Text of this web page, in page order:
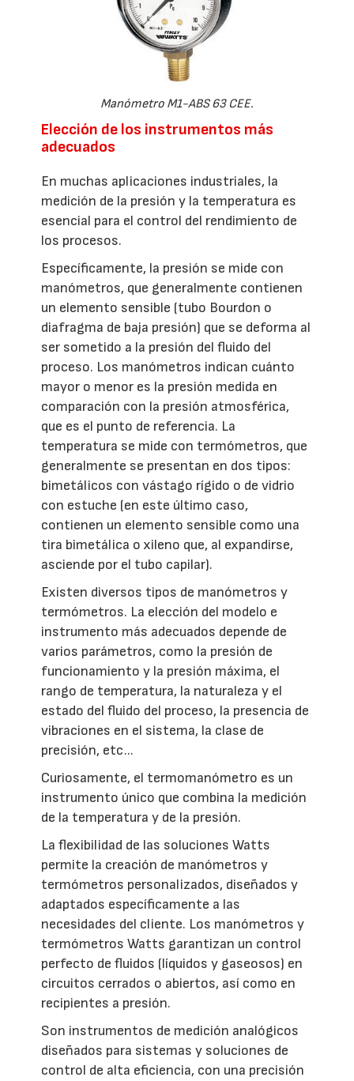
Manómetro M1-ABS 63 CEE.
Elección de los instrumentos más
adecuados
En muchas aplicaciones industriales, la
medición de la presión y la temperatura es
esencial para el control del rendimiento de
los procesos.
Específicamente, la presión se mide con
manómetros, que generalmente contienen
un elemento sensible (tubo Bourdon o
diafragma de baja presión) que se deforma al
ser sometido a la presión del fluido del
proceso. Los manómetros indican cuánto
mayor o menor es la presión medida en
comparación con la presión atmosférica,
que es el punto de referencia. La
temperatura se mide con termómetros, que
generalmente se presentan en dos tipos:
bimetálicos con vástago rígido o de vidrio
con estuche (en este último caso,
contienen un elemento sensible como una
tira bimetálica o xileno que, al expandirse,
asciende por el tubo capilar).
Existen diversos tipos de manómetros y
termómetros. La elección del modelo e
instrumento más adecuados depende de
varios parámetros, como la presión de
funcionamiento y la presión máxima, el
rango de temperatura, la naturaleza y el
estado del fluido del proceso, la presencia de
vibraciones en el sistema, la clase de
precisión, etc...
Curiosamente, el termomanómetro es un
instrumento único que combina la medición
de la temperatura y de la presión.
La flexibilidad de las soluciones Watts
permite la creación de manómetros y
termómetros personalizados, diseñados y
adaptados específicamente a las
necesidades del cliente. Los manómetros y
termómetros Watts garantizan un control
perfecto de fluidos (líquidos y gaseosos) en
circuitos cerrados o abiertos, así como en
recipientes a presión.
Son instrumentos de medición analógicos
diseñados para sistemas y soluciones de
control de alta eficiencia, con una precisión